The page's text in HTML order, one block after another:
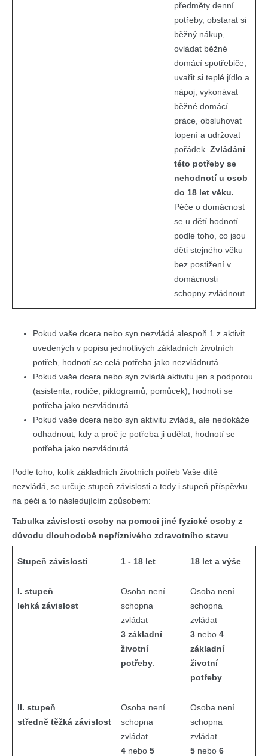
předměty denní
potřeby, obstarat si
běžný nákup,
ovládat běžné
domácí spotřebiče,
uvařit si teplé jídlo a
nápoj, vykonávat
běžné domácí
práce, obsluhovat
topení a udržovat
pořádek. Zvládání
této potřeby se
nehodnotí u osob
do 18 let věku.
Péče o domácnost
se u dětí hodnotí
podle toho, co jsou
děti stejného věku
bez postižení v
domácnosti
schopny zvládnout.
Pokud vaše dcera nebo syn nezvládá alespoň 1 z aktivit
uvedených v popisu jednotlivých základních životních
potřeb, hodnotí se celá potřeba jako nezvládnutá.
Pokud vaše dcera nebo syn zvládá aktivitu jen s podporou
(asistenta, rodiče, piktogramů, pomůcek), hodnotí se
potřeba jako nezvládnutá.
Pokud vaše dcera nebo syn aktivitu zvládá, ale nedokáže
odhadnout, kdy a proč je potřeba ji udělat, hodnotí se
potřeba jako nezvládnutá.
Podle toho, kolik základních životních potřeb Vaše dítě
nezvládá, se určuje stupeň závislosti a tedy i stupeň příspěvku
na péči a to následujícím způsobem:
Tabulka závislosti osoby na pomoci jiné fyzické osoby z
důvodu dlouhodobě nepříznivého zdravotního stavu
Stupeň závislosti 1 - 18 let 18 let a výše
I. stupeň
lehká závislost
Osoba není
schopna
zvládat
3 základní
životní
potřeby
Osoba není
schopna
zvládat
3 nebo 4
základní
životní
potřeby
II. stupeň
středně těžká závislost
Osoba není
schopna
zvládat
4 nebo 5
Osoba není
schopna
zvládat
5 nebo 6